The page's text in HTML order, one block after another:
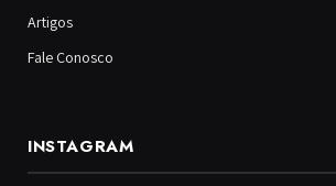
Artigos
Fale Conosco
INSTAGRAM